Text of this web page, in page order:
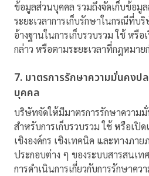
ข้อมูลส่วนบุคคล รวมถึงจัดเก็บข้อมู
ระยะเวลาการเก็บรักษาในกรณีที่บ
อ้างฐานในการเก็บรวบรวม ใช้ หรื
กล่าว หรือตามระยะเวลาที่กฎหมา
7. มาตรการรักษาความมั่นคง
บุคคล
บริษัทจัดให้มีมาตรการรักษาความ
สำหรับการเก็บรวบรวม ใช้ หรือเปิ
เชิงองค์กร เชิงเทคนิค และทางภา
ประกอบต่าง ๆ ของระบบสารสนเท
การดำเนินการเกี่ยวกับการรักษาค